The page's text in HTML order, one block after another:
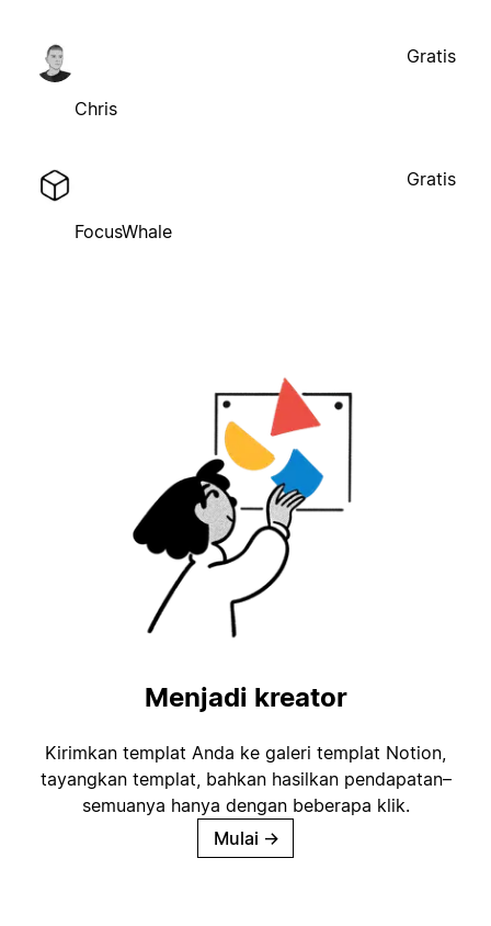
Chris
Gratis
FocusWhale
Gratis
Menjadi kreator
Kirimkan templat Anda ke galeri templat Notion,
tayangkan templat, bahkan hasilkan pendapatan–
semuanya hanya dengan beberapa klik.
Mulai →